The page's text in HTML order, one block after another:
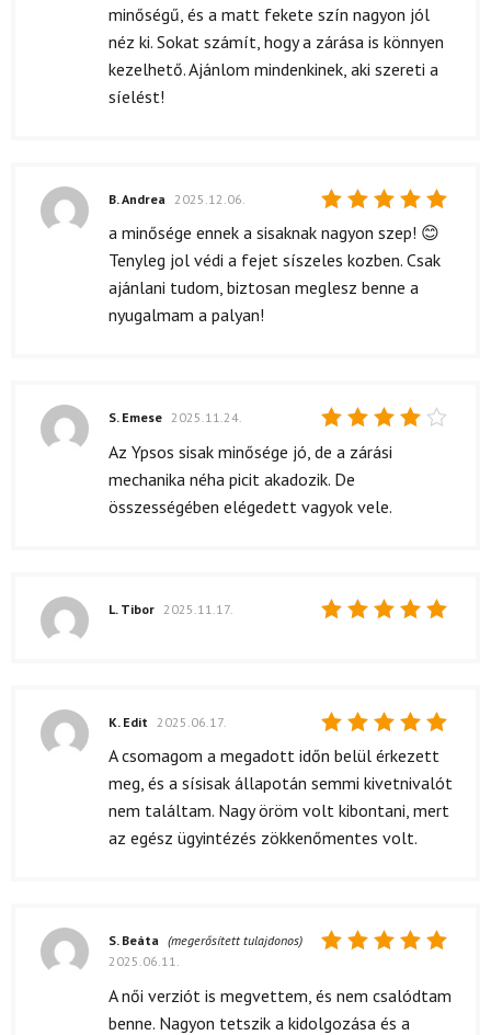
minőségű, és a matt fekete szín nagyon jól
néz ki. Sokat számít, hogy a zárása is könnyen
kezelhető. Ajánlom mindenkinek, aki szereti a
síelést!
Értékelés:
/ 5
B. Andrea 2025.12.06.
a minősége ennek a sisaknak nagyon szep! 😊
Tenyleg jol védi a fejet síszeles kozben. Csak
ajánlani tudom, biztosan meglesz benne a
nyugalmam a palyan!
Értékelés:
S. Emese 2025.11.24.
Az Ypsos sisak minősége jó, de a zárási
mechanika néha picit akadozik. De
összességében elégedett vagyok vele.
L. Tibor 2025.11.17.
Értékelés:
K. Edit 2025.06.17.
A csomagom a megadott időn belül érkezett
meg, és a sísisak állapotán semmi kivetnivalót
nem találtam. Nagy öröm volt kibontani, mert
az egész ügyintézés zökkenőmentes volt.
5 / 5
S. Beáta (megerősített tulajdonos)
2025.06.11.
A női verziót is megvettem, és nem csalódtam
benne. Nagyon tetszik a kidolgozása és a